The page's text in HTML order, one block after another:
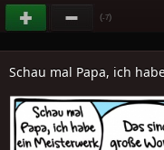
(-7)
Schau mal Papa, ich